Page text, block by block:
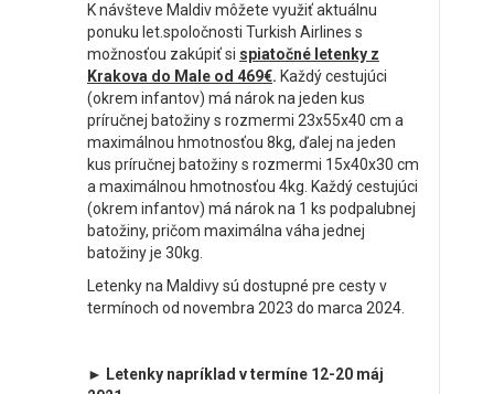
K návšteve Maldiv môžete využiť aktuálnu
ponuku let.spoločnosti Turkish Airlines s
možnosťou zakúpiť si spiatočné letenky z
Krakova do Male od 469€. Každý cestujúci
(okrem infantov) má nárok na jeden kus
príručnej batožiny s rozmermi 23x55x40 cm a
maximálnou hmotnosťou 8kg, ďalej na jeden
kus príručnej batožiny s rozmermi 15x40x30 cm
a maximálnou hmotnosťou 4kg. Každý cestujúci
(okrem infantov) má nárok na 1 ks podpalubnej
batožiny, pričom maximálna váha jednej
batožiny je 30kg.
Letenky na Maldivy sú dostupné pre cesty v
termínoch od novembra 2023 do marca 2024.
► Letenky napríklad v termíne 12-20 máj